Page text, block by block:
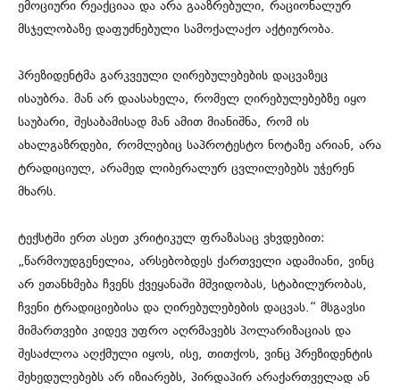
ემოციური რეაქციაა და არა გააზრებული, რაციონალურ
მსჯელობაზე დაფუძნებული სამოქალაქო აქტიურობა.
პრეზიდენტმა გარკვეული ღირებულებების დაცვაზეც
ისაუბრა. მან არ დაასახელა, რომელ ღირებულებებზე იყო
საუბარი, შესაბამისად მან ამით მიანიშნა, რომ ის
ახალგაზრდები, რომლებიც საპროტესტო ნოტაზე არიან, არა
ტრადიციულ, არამედ ლიბერალურ ცვლილებებს უჭერენ
მხარს.
ტექსტში ერთ ასეთ კრიტიკულ ფრაზასაც ვხვდებით:
„წარმოუდგენელია, არსებობდეს ქართველი ადამიანი, ვინც
არ ეთანხმება ჩვენს ქვეყანაში მშვიდობას, სტაბილურობას,
ჩვენი ტრადიციებისა და ღირებულებების დაცვას.“ მსგავსი
მიმართვები კიდევ უფრო აღრმავებს პოლარიზაციას და
შესაძლოა აღქმული იყოს, ისე, თითქოს, ვინც პრეზიდენტის
შეხედულებებს არ იზიარებს, პირდაპირ არაქართველად ან